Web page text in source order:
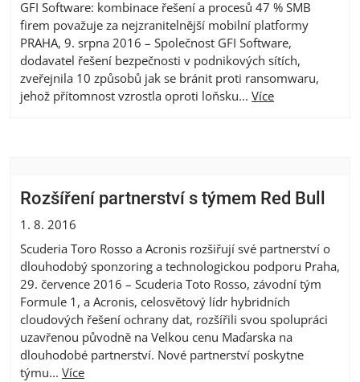
GFI Software: kombinace řešení a procesů 47 % SMB
firem považuje za nejzranitelnější mobilní platformy
PRAHA, 9. srpna 2016 – Společnost GFI Software,
dodavatel řešení bezpečnosti v podnikových sítích,
zveřejnila 10 způsobů jak se bránit proti ransomwaru,
jehož přítomnost vzrostla oproti loňsku... Více
Rozšíření partnerství s týmem Red Bull
1. 8. 2016
Scuderia Toro Rosso a Acronis rozšiřují své partnerství o
dlouhodobý sponzoring a technologickou podporu Praha,
29. července 2016 – Scuderia Toto Rosso, závodní tým
Formule 1, a Acronis, celosvětový lídr hybridních
cloudových řešení ochrany dat, rozšířili svou spolupráci
uzavřenou původně na Velkou cenu Maďarska na
dlouhodobé partnerství. Nové partnerství poskytne
týmu... Více